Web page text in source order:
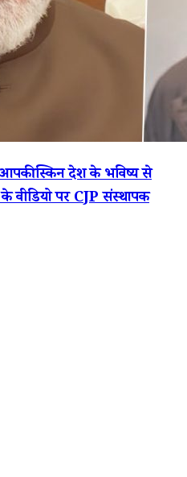
स्किन देश के भविष्य से
वीडियो पर CJP संस्थापक